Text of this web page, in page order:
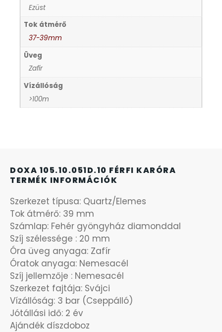
Ezüst
Tok átmérő
37-39mm
Üveg
Zafír
Vízállóság
>100m
DOXA 105.10.051D.10 FÉRFI KARÓRA
TERMÉK INFORMÁCIÓK
Szerkezet típusa: Quartz/Elemes
Tok átmérő: 39 mm
Számlap: Fehér gyöngyház diamonddal
Szíj szélessége : 20 mm
Óra üveg anyaga: Zafír
Óratok anyaga: Nemesacél
Szíj jellemzője : Nemesacél
Szerkezet fajtája: Svájci
Vízállóság: 3 bar (Cseppálló)
Jótállási idő: 2 év
Ajándék díszdoboz
MÁRKÁS KARÓRA SZÍJAK
MASERATI
MORGAN
OKOSÓRA SZÍJAK
ÓRAFORGATÓK
ÓRÁS GÉPEK
ÓRATARTÓ DOBOZOK
ORIENT
POLICE
PULSAR